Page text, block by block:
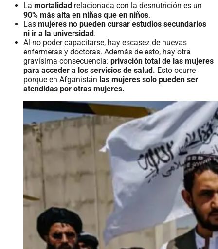
La mortalidad relacionada con la desnutrición es un
90% más alta en niñas que en niños.
Las mujeres no pueden cursar estudios secundarios
ni ir a la universidad.
Al no poder capacitarse, hay escasez de nuevas
enfermeras y doctoras. Además de esto, hay otra
gravísima consecuencia: privación total de las mujeres
para acceder a los servicios de salud. Esto ocurre
porque en Afganistán las mujeres solo pueden ser
atendidas por otras mujeres.